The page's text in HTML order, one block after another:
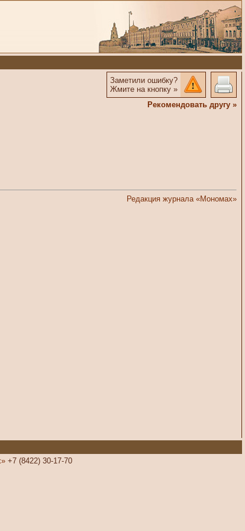
Заметили ошибку?
Жмите на кнопку »
Рекомендовать другу »
Редакция журнала «Мономах»
+7 (8422) 30-17-70